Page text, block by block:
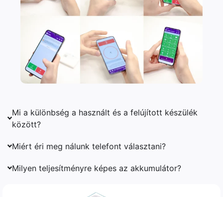
Mi a különbség a használt és a felújított készülék
között?
Miért éri meg nálunk telefont választani?
Milyen teljesítményre képes az akkumulátor?